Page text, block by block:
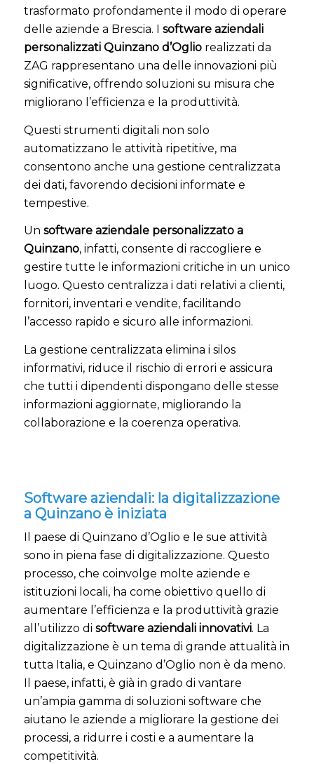
trasformato profondamente il modo di operare
delle aziende a Brescia. I software aziendali
personalizzati Quinzano d’Ogliorealizzati da
ZAG rappresentano una delle innovazioni più
significative, offrendo soluzioni su misura che
migliorano l’efficienza e la produttività.
Questi strumenti digitali non solo
automatizzano le attività ripetitive, ma
consentono anche una gestione centralizzata
dei dati, favorendo decisioni informate e
tempestive.
Un software aziendale personalizzato a
Quinzano, infatti, consente di raccogliere e
gestire tutte le informazioni critiche in un unico
luogo. Questo centralizza i dati relativi a clienti,
fornitori, inventari e vendite, facilitando
l’accesso rapido e sicuro alle informazioni.
La gestione centralizzata elimina i silos
informativi, riduce il rischio di errori e assicura
che tutti i dipendenti dispongano delle stesse
informazioni aggiornate, migliorando la
collaborazione e la coerenza operativa.
Software aziendali: la digitalizzazione
a Quinzano è iniziata
Il paese di Quinzano d’Oglio e le sue attività
sono in piena fase di digitalizzazione. Questo
processo, che coinvolge molte aziende e
istituzioni locali, ha come obiettivo quello di
aumentare l’efficienza e la produttività grazie
all’utilizzo di software aziendali innovativi. La
digitalizzazione è un tema di grande attualità in
tutta Italia, e Quinzano d’Oglio non è da meno.
Il paese, infatti, è già in grado di vantare
un’ampia gamma di soluzioni software che
aiutano le aziende a migliorare la gestione dei
processi, a ridurre i costi e a aumentare la
competitività.